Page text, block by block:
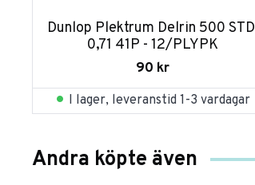
Dunlop Plektrum Delrin 500 STD
0,71 41P - 12/PLYPK
90 kr
I lager, leveranstid 1-3 vardagar
Andra köpte även